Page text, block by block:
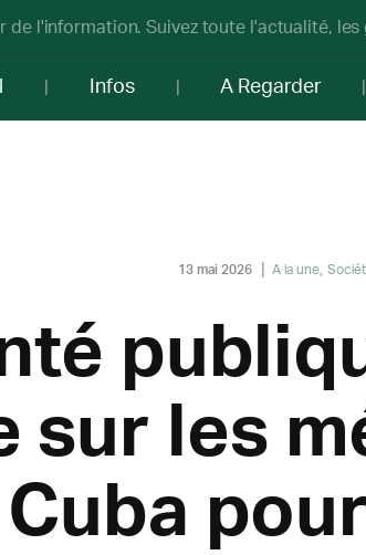
de l'information. Suivez toute l'actualité,
Infos A Regarder
13 mai 2026 A la une
sur les
Cuba